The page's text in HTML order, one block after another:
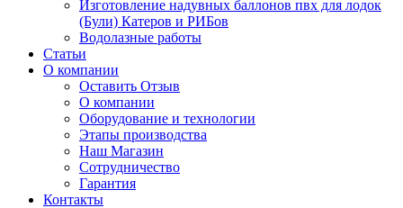
Изготовление надувных баллонов пвх для лодок
(Були) Катеров и РИБов
Водолазные работы
Статьи
О компании
Оставить Отзыв
О компании
Оборудование и технологии
Этапы производства
Наш Магазин
Сотрудничество
Гарантия
Контакты